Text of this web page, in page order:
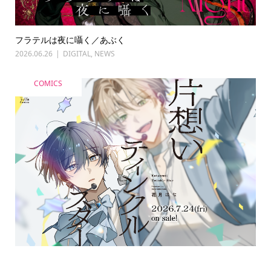
フラテルは夜に囁く／あぶく
2026.06.26 DIGITAL, NEWS
COMICS